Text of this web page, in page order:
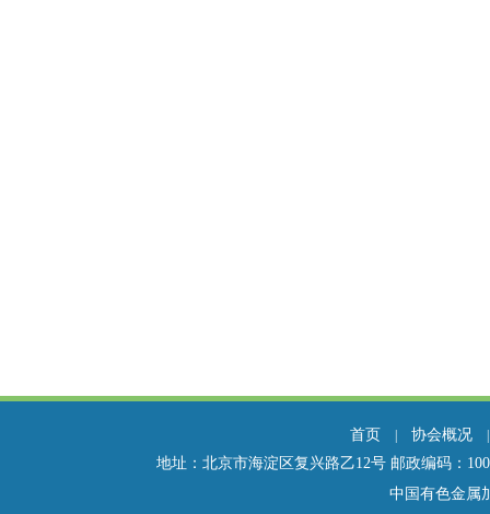
首页 协会概况
地址：北京市海淀区复兴路乙12号 邮政编码：
中国有色金属